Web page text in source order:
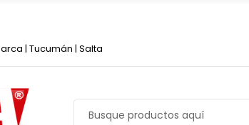
| Tucumán | Salta